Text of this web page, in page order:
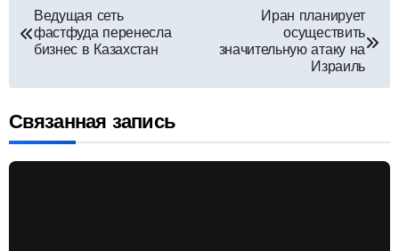
Навигация
по
записям
Ведущая сеть
фастфуда перенесла
бизнес в Казахстан
Иран планирует
осуществить
значительную атаку на
Израиль
Связанная запись